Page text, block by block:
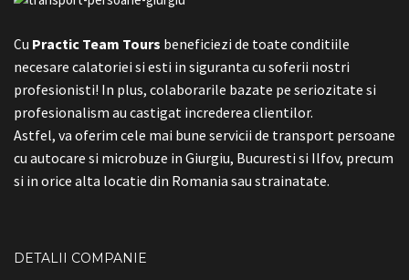
Cu Practic Team Tours beneficiezi de toate conditiile
necesare calatoriei si esti in siguranta cu soferii nostri
profesionisti! In plus, colaborarile bazate pe seriozitate si
profesionalism au castigat increderea clientilor.
Astfel, va oferim cele mai bune servicii de transport persoane
cu autocare si microbuze in Giurgiu, Bucuresti si Ilfov, precum
si in orice alta locatie din Romania sau strainatate.
DETALII COMPANIE